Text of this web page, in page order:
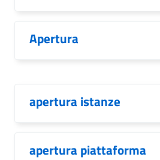
Apertura
apertura istanze
apertura piattaforma